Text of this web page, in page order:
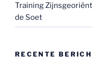
Training
de Soet
RECENTE